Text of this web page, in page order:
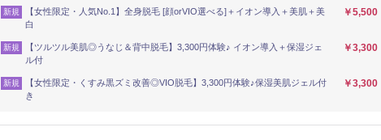
新規
【女性限定・人気No.1】全身脱毛 [顔orVIO選べる]＋イオン導入＋美肌＋美
白
￥5,500
新規
【ツルツル美肌◎うなじ＆背中脱毛】3,300円体験♪ イオン導入＋保湿ジェ
ル付
￥3,300
新規
【女性限定・くすみ黒ズミ改善◎VIO脱毛】3,300円体験♪保湿美肌ジェル付
き
￥3,300